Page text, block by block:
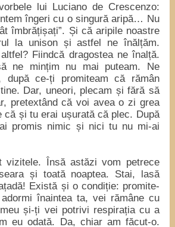
lui Luciano de Crescenzo:
îngeri cu o singură aripă… Nu
îmbrățișați”. Și că aripile noastre
la unison și astfel ne înălțăm.
Fiindcă dragostea ne înalță.
ne mințim nu mai puteam. Ne
după ce-ți promiteam că rămân
Dar, uneori, plecam și fără să
pretextând că voi avea o zi grea
că și tu erai ușurată că plec. După
promis nimic și nici tu nu mi-ai
vizitele. Însă astăzi vom petrece
și toată noaptea. Stai, lasă
Există și o condiție: promite-
înaintea ta, vei rămâne cu
și-ți vei potrivi respirația cu a
eu odată. Da, chiar am făcut-o.